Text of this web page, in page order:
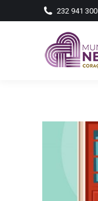
232 941 300